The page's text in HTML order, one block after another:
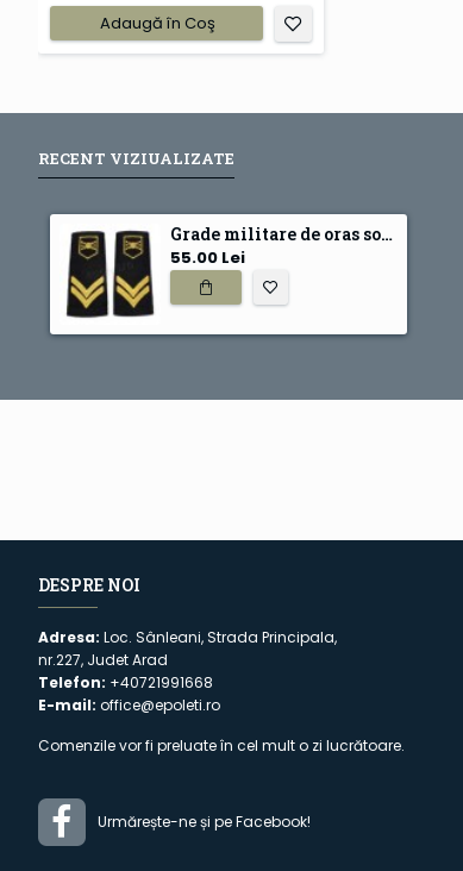
Adaugă în Coş
RECENT VIZIUALIZATE
Grade militare de oras soldati profesionisti- MAPN
55.00 Lei
DESPRE NOI
Adresa: Loc. Sânleani, Strada Principala,
nr.227, Judet Arad
Telefon: +40721991668
E-mail: office@epoleti.ro
Comenzile vor fi preluate în cel mult o zi lucrătoare.
Urmărește-ne și pe Facebook!